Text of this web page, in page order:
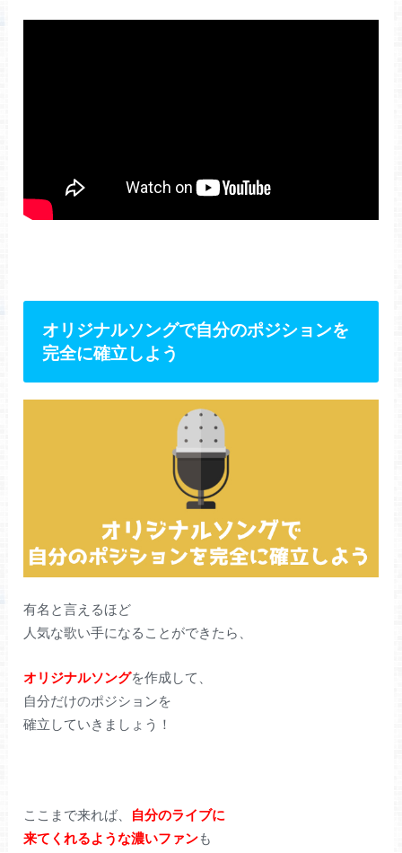
オリジナルソングで自分のポジションを
完全に確立しよう
有名と言えるほど
人気な歌い手になることができたら、
オリジナルソングを作成して、
自分だけのポジションを
確立していきましょう！
ここまで来れば、
自分のライブに
来てくれるような濃いファンも